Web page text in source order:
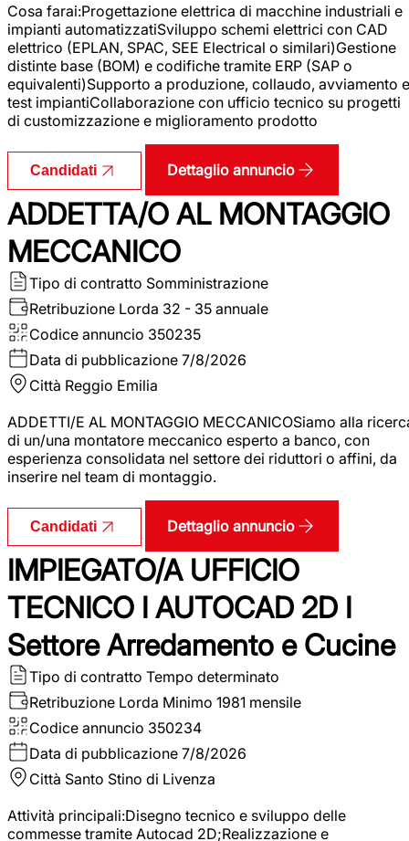
Cosa farai:Progettazione elettrica di macchine industriali e
impianti automatizzatiSviluppo schemi elettrici con CAD
elettrico (EPLAN, SPAC, SEE Electrical o similari)Gestione
distinte base (BOM) e codifiche tramite ERP (SAP o
equivalenti)Supporto a produzione, collaudo, avviamento e
test impiantiCollaborazione con ufficio tecnico su progetti
di customizzazione e miglioramento prodotto
Candidati Dettaglio annuncio
ADDETTA/O AL MONTAGGIO
MECCANICO
Tipo di contratto Somministrazione
Retribuzione Lorda 32 - 35 annuale
Codice annuncio 350235
Data di pubblicazione 7/8/2026
Città Reggio Emilia
ADDETTI/E AL MONTAGGIO MECCANICOSiamo alla
di un/una montatore meccanico esperto a banco, con
esperienza consolidata nel settore dei riduttori o affini, da
inserire nel team di montaggio.
Candidati Dettaglio annuncio
IMPIEGATO/A UFFICIO
TECNICO I AUTOCAD 2D I
Settore Arredamento e Cucine
Tipo di contratto Tempo determinato
Retribuzione Lorda Minimo 1981 mensile
Codice annuncio 350234
Data di pubblicazione 7/8/2026
Città Santo Stino di Livenza
Attività principali:Disegno tecnico e sviluppo delle
commesse tramite Autocad 2D;Realizzazione e